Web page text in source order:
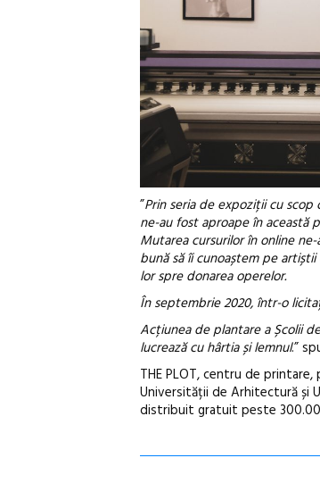
”Prin seria de expoziții cu
ne-au fost aproape în această
Mutarea cursurilor în online
bună să îi cunoaștem pe
lor spre donarea operelor.
În septembrie 2020, într-o
Acțiunea de plantare a Școlii
lucrează cu hârtia și lemnul.”
THE PLOT, centru de
Universității de Arhitectură și
distribuit gratuit peste